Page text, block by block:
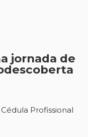
jornada de
Profissional